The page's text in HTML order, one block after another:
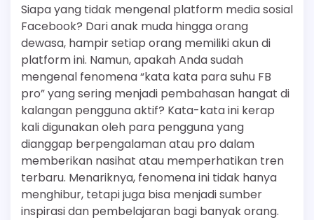
Siapa yang tidak mengenal platform media sosial
Facebook? Dari anak muda hingga orang
dewasa, hampir setiap orang memiliki akun di
platform ini. Namun, apakah Anda sudah
mengenal fenomena “kata kata para suhu FB
pro” yang sering menjadi pembahasan hangat di
kalangan pengguna aktif? Kata-kata ini kerap
kali digunakan oleh para pengguna yang
dianggap berpengalaman atau pro dalam
memberikan nasihat atau memperhatikan tren
terbaru. Menariknya, fenomena ini tidak hanya
menghibur, tetapi juga bisa menjadi sumber
inspirasi dan pembelajaran bagi banyak orang.